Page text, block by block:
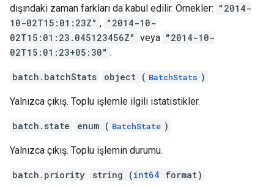
dışındaki zaman farkları da kabul edilir. Örnekler: "2014-
10-02T15:01:23Z" , "2014-10-
02T15:01:23.045123456Z" veya "2014-10-
02T15:01:23+05:30" .
batch.batchStats object ( BatchStats )
Yalnızca çıkış. Toplu işlemle ilgili istatistikler.
batch.state enum ( BatchState )
Yalnızca çıkış. Toplu işlemin durumu.
batch.priority string (int64 format)